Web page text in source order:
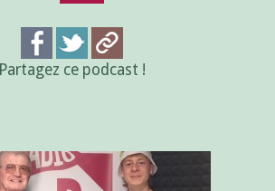
Partagez ce podcast !